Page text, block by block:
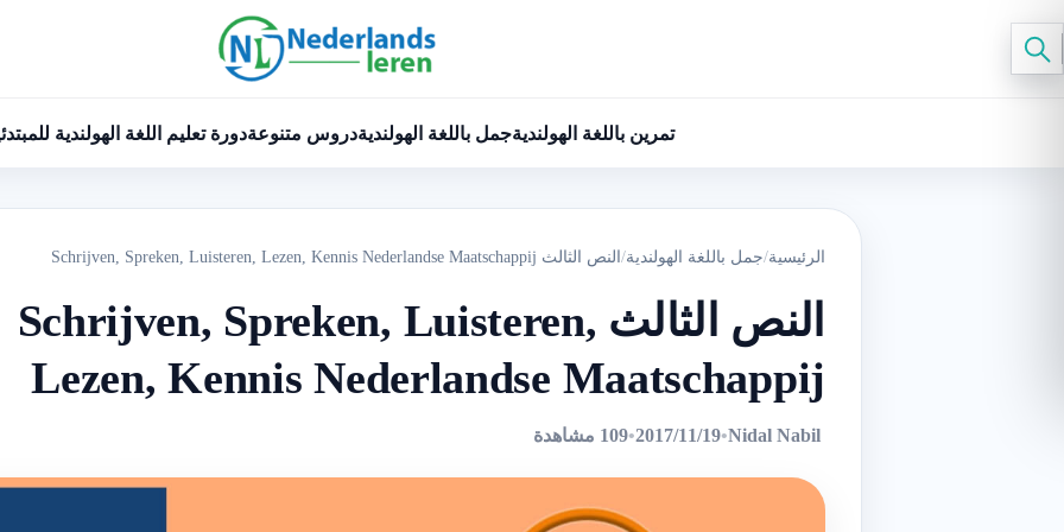
تمرين باللغة الهولنديةجمل باللغة الهولنديةدروس متنوعةدورة تعليم اللغة الهولندية
الرئيسية/جمل باللغة الهولندية/ النص الثالث Schrijven, Spreken, Luisteren, Lezen, Kennis Nederlandse Maatschappij
النص الثالث Schrijven, Spreken, Luisteren,
Lezen, Kennis Nederlandse Maatschappij
Nidal Nabil
•
2017/11/19
•109 مشاهدة